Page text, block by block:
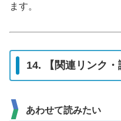
ます。
14. 【関連リンク・
あわせて読みたい